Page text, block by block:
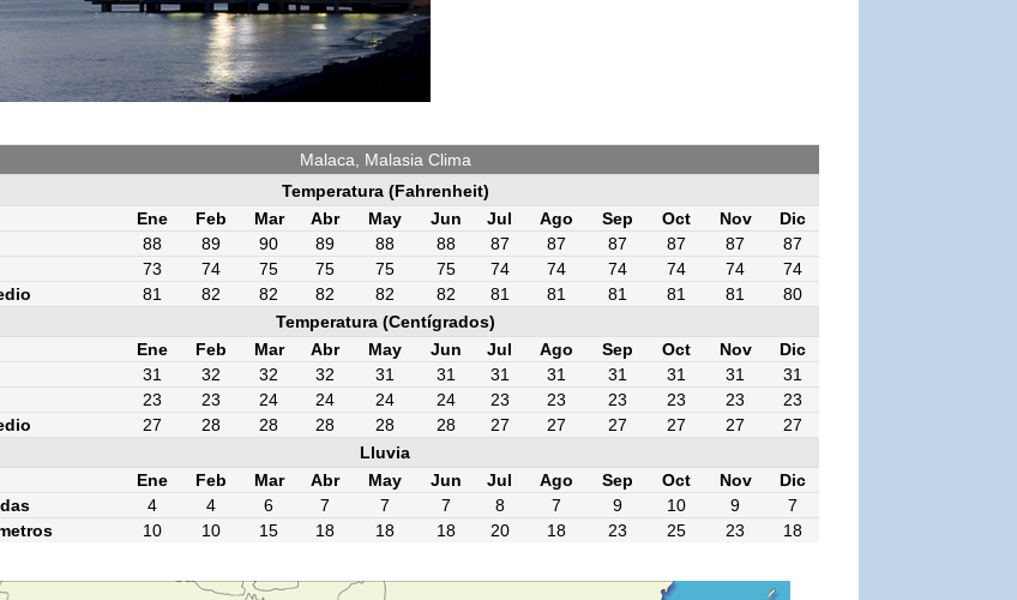
Malaca, Malasia Clima
Temperatura (Fahrenheit)
Ene
Feb Mar Abr May Jun Jul Ago Sep Oct Nov
Dic
88 89 90 89 88 88 87 87 87 87 87
87
73 74 75 75 75 75 74 74 74 74 74
74
81 82 82 82 82 82 81 81 81 81 81
80
Temperatura (Centígrados)
Ene
Feb Mar Abr May Jun Jul Ago Sep Oct Nov
Dic
31 32 32 32 31 31 31 31 31 31 31
31
23 23 24 24 24 24 23 23 23 23 23
23
27 28 28 28 28 28 27 27 27 27 27
27
Lluvia
Ene
Feb Mar Abr May Jun Jul Ago Sep Oct Nov
Dic
4 4 6 7 7 7 8 7 9 10 9
7
10 10 15 18 18 18 20 18 23 25 23 18